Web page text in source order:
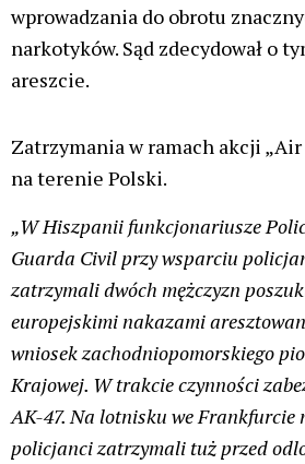
wprowadzania do obrotu
narkotyków. Sąd zdecydował o
areszcie.
Zatrzymania w ramach akcji
na terenie Polski.
„W Hiszpanii funkcjonariusze
Guarda Civil przy wsparciu
zatrzymali dwóch mężczyzn
europejskimi nakazami
wniosek zachodniopomorskiego
Krajowej. W trakcie czynności
AK-47. Na lotnisku we Frankfurcie
policjanci zatrzymali tuż przed